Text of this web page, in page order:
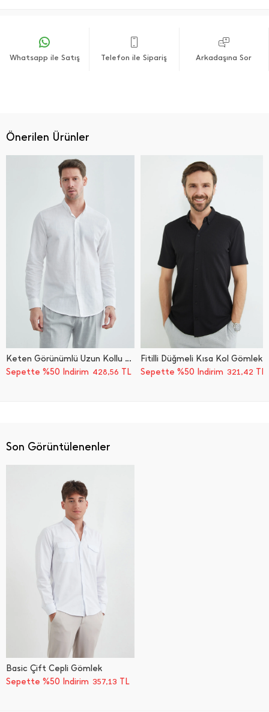
Whatsapp ile Satış Telefon ile Sipariş Arkadaşına Sor
Önerilen Ürünler
Keten Görünümlü Uzun Kollu Gömlek
Sepette %50 İndirim 428,56 TL
Fitilli Düğmeli Kısa Kol Gömlek
Sepette %50 İndirim 321,42 TL
Son Görüntülenenler
Basic Çift Cepli Gömlek
Sepette %50 İndirim 357,13 TL